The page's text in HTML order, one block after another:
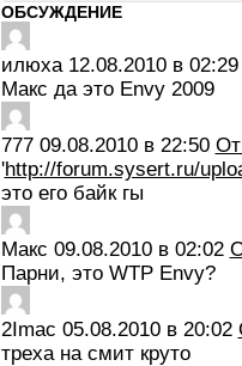
ОБСУЖДЕНИЕ
илюха 12.08.2010 в 02:29
Макс да это Envy 2009
777 09.08.2010 в 22:50
'http://forum.sysert.ru/
это его байк гы
Макс 09.08.2010 в 02:02
Парни, это WTP Envy?
2Imac 05.08.2010 в 20:02
треха на смит круто